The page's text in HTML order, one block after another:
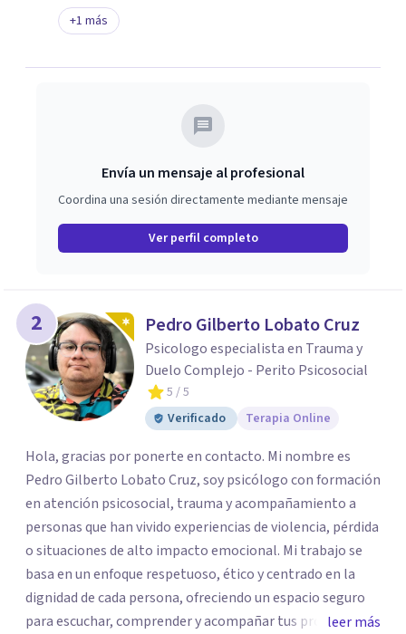
+1 más
Envía un mensaje al profesional
Coordina una sesión directamente mediante mensaje
Ver perfil completo
2 Pedro Gilberto Lobato Cruz
Psicologo especialista en Trauma y
Duelo Complejo - Perito Psicosocial
5 / 5
Verificado
Terapia Online
Hola, gracias por ponerte en contacto. Mi nombre es
Pedro Gilberto Lobato Cruz, soy psicólogo con formación
en atención psicosocial, trauma y acompañamiento a
personas que han vivido experiencias de violencia, pérdida
o situaciones de alto impacto emocional. Mi trabajo se
basa en un enfoque respetuoso, ético y centrado en la
dignidad de cada persona, ofreciendo un espacio seguro
para escuchar, comprender y acompañar tus procesos
leer más